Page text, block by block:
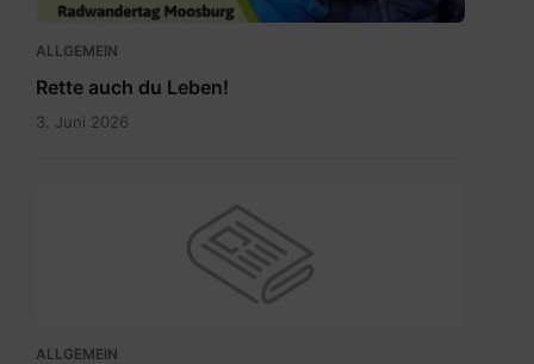
ALLGEMEIN
Rette auch du Leben!
3. Juni 2026
ALLGEMEIN